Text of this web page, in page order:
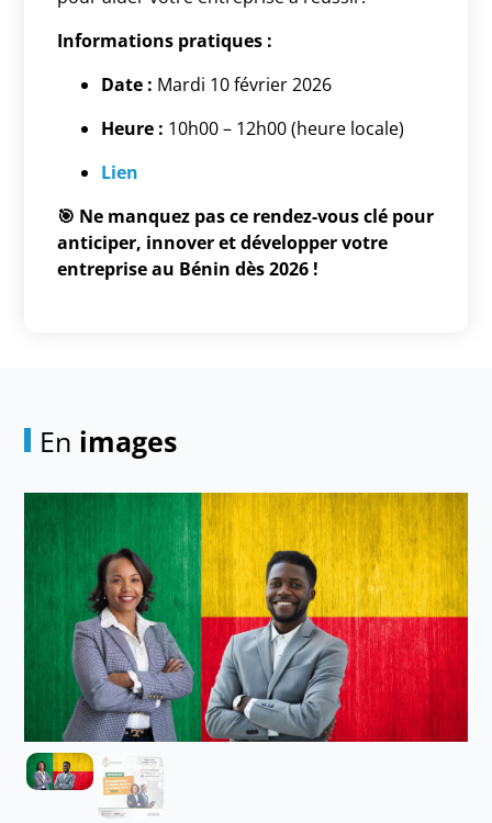
Informations pratiques :
Date : Mardi 10 février 2026
Heure : 10h00 – 12h00 (heure locale)
Lien
🎯 Ne manquez pas ce rendez-vous clé pour
anticiper, innover et développer votre
entreprise au Bénin dès 2026 !
En images